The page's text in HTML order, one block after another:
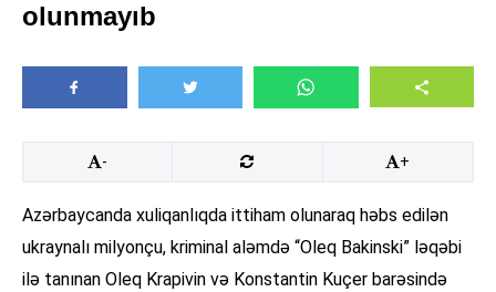
olunmayıb
- +
Azərbaycanda xuliqanlıqda ittiham olunaraq həbs edilən
ukraynalı milyonçu, kriminal aləmdə “Oleq Bakinski” ləqəbi
ilə tanınan Oleq Krapivin və Konstantin Kuçer barəsində